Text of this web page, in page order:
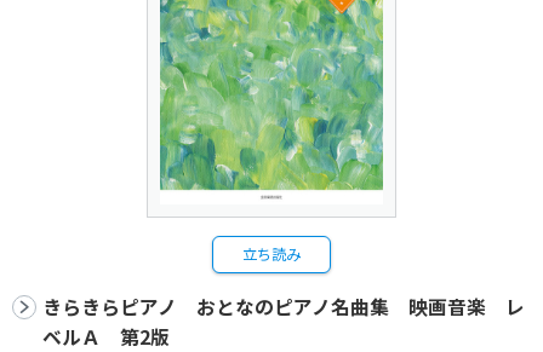
立ち読み
きらきらピアノ おとなのピアノ名曲集 映画音楽 レ
ベルＡ 第2版